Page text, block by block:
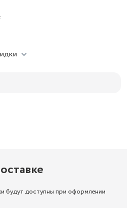
будут доступны при оформлении